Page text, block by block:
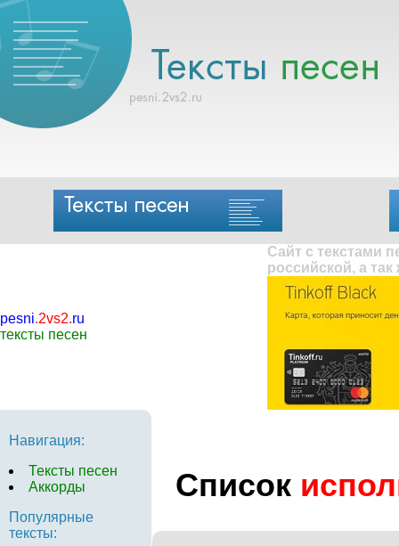
pesni.2vs2.ru
тексты песен
Сайт с текстами
российской, а
Навигация:
Тексты песен
Аккорды
Популярные
тексты:
Список